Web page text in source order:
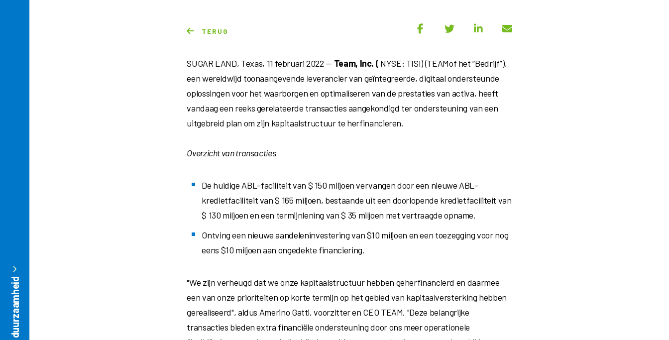
TERUG
SUGAR LAND, Texas, 11 februari 2022 — Team, Inc. ( NYSE: TISI) (TEAMof het “Bedrijf”),
een wereldwijd toonaangevende leverancier van geïntegreerde, digitaal ondersteunde
oplossingen voor het waarborgen en optimaliseren van de prestaties van activa, heeft
vandaag een reeks gerelateerde transacties aangekondigd ter ondersteuning van een
uitgebreid plan om zijn kapitaalstructuur te herfinancieren.
Overzicht van transacties
De huidige ABL-faciliteitvan $ 150 miljoenvervangen door een nieuwe ABL-
kredietfaciliteitvan $ 165 miljoen, bestaande uit een doorlopende kredietfaciliteit van
$ 130 miljoenen een termijnlening van $ 35 miljoen met vertraagde opname.
Ontving een nieuwe aandeleninvesteringvan $10 miljoen en een toezegging voor nog
eens $10 miljoenaan ongedekte financiering.
"We zijn verheugd dat we onze kapitaalstructuur hebben geherfinancierd en daarmee
een van onze prioriteiten op korte termijn op het gebied van kapitaalversterking hebben
gerealiseerd", aldus Amerino Gatti, voorzitter en CEO TEAM. "Deze belangrijke
transacties bieden extra financiële ondersteuning door ons meer operationele